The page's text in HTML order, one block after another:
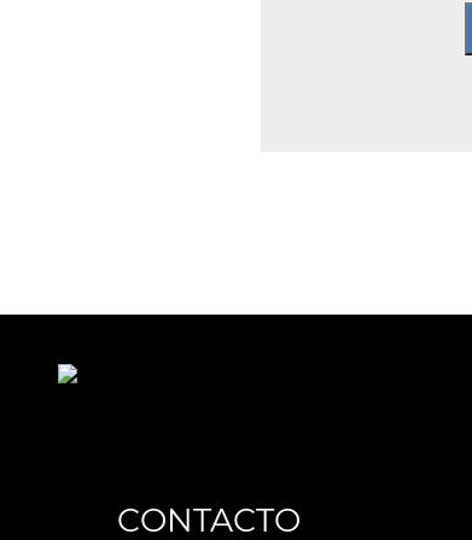
CONTACTO